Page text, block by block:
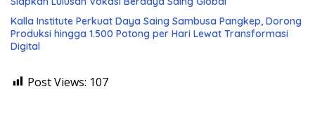
Kalla Institute Perkuat Daya Saing Sambusa Pangkep, Dorong
Produksi hingga 1.500 Potong per Hari Lewat Transformasi
Digital
Post Views: 107